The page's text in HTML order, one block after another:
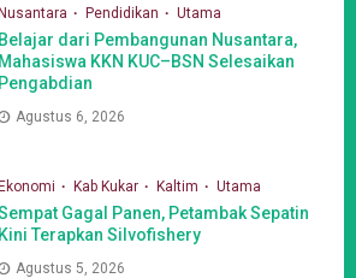
Pendidikan Utama
Belajar dari Pembangunan Nusantara,
Mahasiswa KKN KUC–BSN Selesaikan
Pengabdian
Agustus 6, 2026
Kab Kukar Kaltim Utama
Gagal Panen, Petambak Sepatin
Kini Terapkan Silvofishery
Agustus 5, 2026